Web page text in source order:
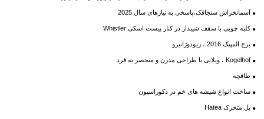
آسمانخراش سنجاقک،پاسخی به نیازهای سال 2025
کلبه چوبی با سقف شیبدار در کنار پیست اسکی Whistler
برج المپیک 2016 ، ریودوژانیرو
Kogelhof ، ویلایی با طراحی مدرن و منحصر به فرد
طاقچه
ساخت انواع شیشه های خم در دکوراسیون
پل متحرک Hatea